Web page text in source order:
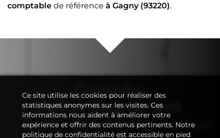
comptable de référence à Gagny (93220).
Conseil&
Accompagnement
de votrecabinet d'expertise
Ce site utilise les cookies pour réaliser des
statistiques anonymes sur les visites. Ces
informations nous aident à améliorer votre
expérience et offrir des contenus pertinents. Notre
politique de confidentialité est accessible en pied